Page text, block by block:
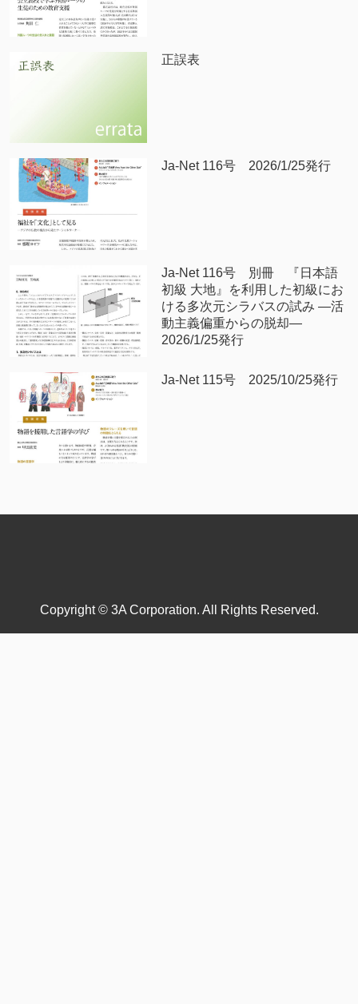
正誤表
Ja-Net 116号 2026/1/25発行
Ja-Net 116号 別冊 『日本語
初級 大地』を利用した初級にお
ける多次元シラバスの試み —活
動主義偏重からの脱却—
2026/1/25発行
Ja-Net 115号 2025/10/25発行
Copyright © 3A Corporation. All Rights Reserved.